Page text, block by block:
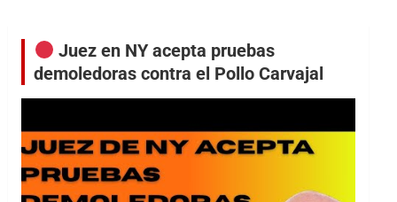
Juez en NY acepta pruebas
demoledoras contra el Pollo Carvajal